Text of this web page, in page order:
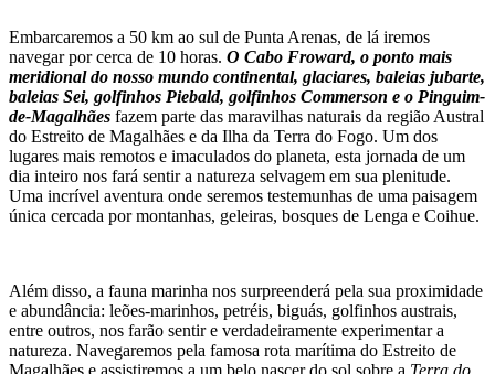
Embarcaremos a 50 km ao sul de Punta Arenas, de lá iremos
navegar por cerca de 10 horas. O Cabo Froward, o ponto mais
meridional do nosso mundo continental, glaciares, baleias jubarte,
baleias Sei, golfinhos Piebald, golfinhos Commerson e o Pinguim-
de-Magalhães fazem parte das maravilhas naturais da região Austral
do Estreito de Magalhães e da Ilha da Terra do Fogo. Um dos
lugares mais remotos e imaculados do planeta, esta jornada de um
dia inteiro nos fará sentir a natureza selvagem em sua plenitude.
Uma incrível aventura onde seremos testemunhas de uma paisagem
única cercada por montanhas, geleiras, bosques de Lenga e Coihue.
Além disso, a fauna marinha nos surpreenderá pela sua proximidade
e abundância: leões-marinhos, petréis, biguás, golfinhos austrais,
entre outros, nos farão sentir e verdadeiramente experimentar a
natureza. Navegaremos pela famosa rota marítima do Estreito de
Magalhães e assistiremos a um belo nascer do sol sobre a Terra do